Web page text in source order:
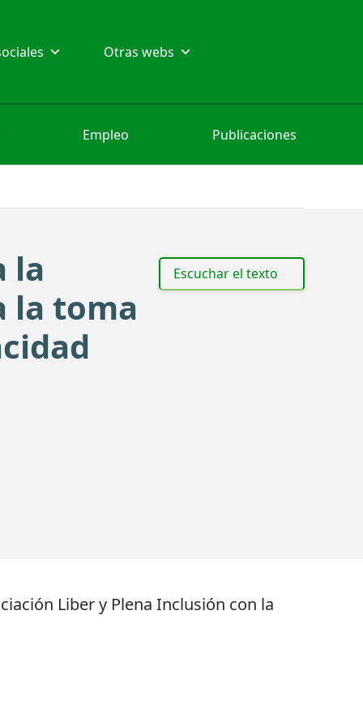
Otras webs
Empleo Publicaciones
la
la toma
Escuchar el texto
Liber y Plena Inclusión con la